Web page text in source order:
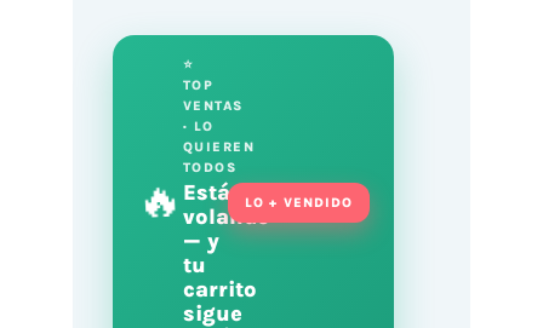
🔥
⭐
TOP
VENTAS
· LO
QUIEREN
TODOS
Está
volando
— y
tu
carrito
sigue
LO + VENDIDO